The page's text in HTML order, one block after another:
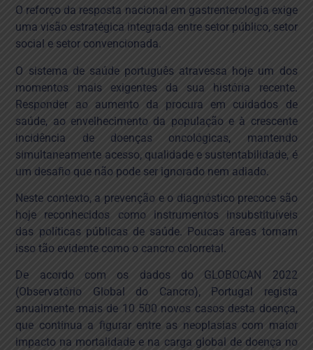
Início» Gastrenterologia
convencionada: um pilar
esquecido do SNS
O reforço da resposta nacional em gastrenterologia exige
uma visão estratégica integrada entre setor público, setor
social e setor convencionada.
O sistema de saúde português atravessa hoje um dos
momentos mais exigentes da sua história recente.
Responder ao aumento da procura em cuidados de
saúde, ao envelhecimento da população e à crescente
incidência de doenças oncológicas, mantendo
simultaneamente acesso, qualidade e sustentabilidade, é
um desafio que não pode ser ignorado nem adiado.
Neste contexto, a prevenção e o diagnóstico precoce são
hoje reconhecidos como instrumentos insubstituíveis
das políticas públicas de saúde. Poucas áreas tornam
isso tão evidente como o cancro colorretal.
De acordo com os dados do GLOBOCAN 2022
(Observatório Global do Cancro), Portugal regista
anualmente mais de 10 500 novos casos desta doença,
que continua a figurar entre as neoplasias com maior
impacto na mortalidade e na carga global de doença no